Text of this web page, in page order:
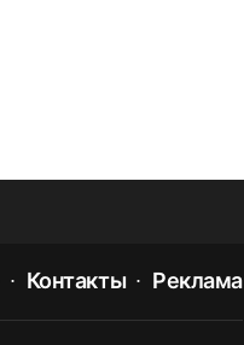
Контакты Реклама